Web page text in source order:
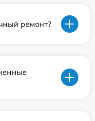
ремонт?